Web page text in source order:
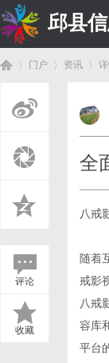
邱县
门户 资讯
›
评论
收藏
全
八戒
随着
戒影
八戒
容库
平台